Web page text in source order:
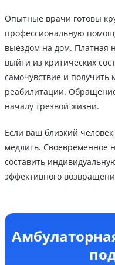
Опытные врачи готовы
профессиональную
выездом на дом. Платная
выйти из критических
самочувствие и
реабилитации.
началу трезвой жизни.
Если ваш близкий
медлить. Своевременное
составить
эффективного